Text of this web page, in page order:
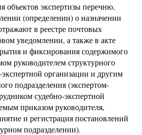
объектов экспертизы перечню,
(определении) о назначении
в реестре почтовых
уведомлении, а также в акте
и фиксирования содержимого
руководителем структурного
экспертной организации и другим
подразделения (экспертом-
судебно-экспертной
приказом руководителя,
и регистрация постановлений
подразделении).